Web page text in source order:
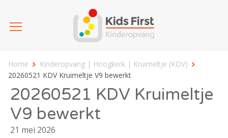
Home
Kinderopvang | Hoogkerk | Kruimeltje (KDV)
20260521 KDV Kruimeltje V9 bewerkt
20260521 KDV Kruimeltje
V9 bewerkt
21 mei 2026